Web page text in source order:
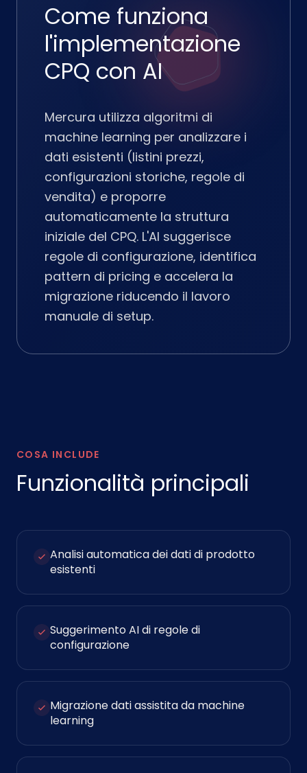
Come funziona
l'implementazione
CPQ con AI
Mercura utilizza algoritmi di
machine learning per analizzare i
dati esistenti (listini prezzi,
configurazioni storiche, regole di
vendita) e proporre
automaticamente la struttura
iniziale del CPQ. L'AI suggerisce
regole di configurazione, identifica
pattern di pricing e accelera la
migrazione riducendo il lavoro
manuale di setup.
COSA INCLUDE
Funzionalità principali
Analisi automatica dei dati di prodotto
esistenti
Suggerimento AI di regole di
configurazione
Migrazione dati assistita da machine
learning